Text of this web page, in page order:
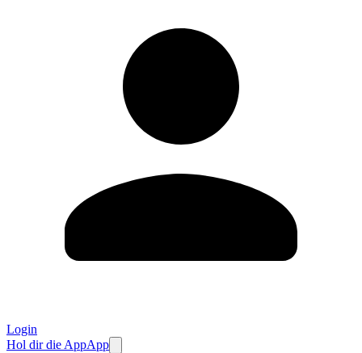
Login
Hol dir die AppApp